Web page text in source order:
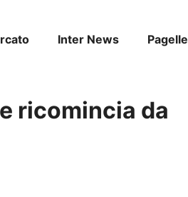
Inter News Pagelle
ricomincia da